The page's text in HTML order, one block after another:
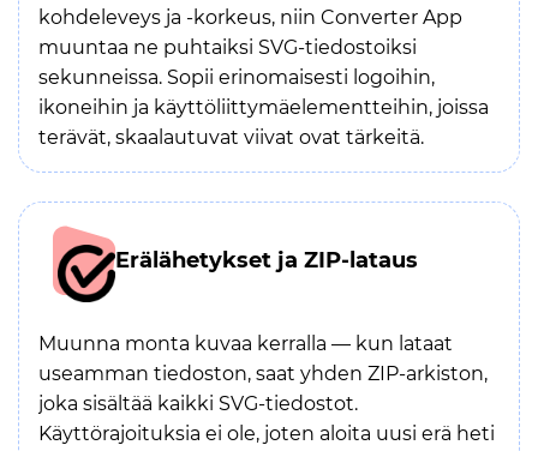
kohdeleveys ja -korkeus, niin Converter App
muuntaa ne puhtaiksi SVG-tiedostoiksi
sekunneissa. Sopii erinomaisesti logoihin,
ikoneihin ja käyttöliittymäelementteihin, joissa
terävät, skaalautuvat viivat ovat tärkeitä.
Erälähetykset ja ZIP-lataus
Muunna monta kuvaa kerralla — kun lataat
useamman tiedoston, saat yhden ZIP-arkiston,
joka sisältää kaikki SVG-tiedostot.
Käyttörajoituksia ei ole, joten aloita uusi erä heti